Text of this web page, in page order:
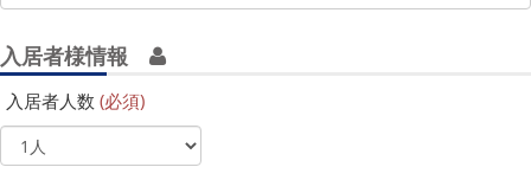
入居者様情報
入居者人数 (必須)